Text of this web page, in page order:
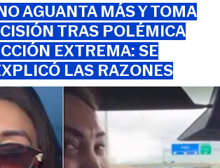
AGUANTA MÁS Y TOMA
TRAS POLÉMICA
EXTREMA: SE
LAS RAZONES